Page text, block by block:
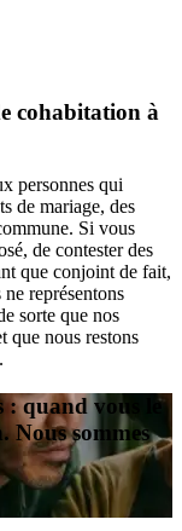
cohabitation à
personnes qui
de mariage, des
Si vous
de contester des
que conjoint de fait,
représentons
sorte que nos
que nous restons
: quand vous le
Nous sommes